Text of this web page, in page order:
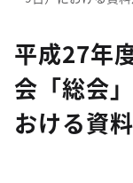
平成27年
会「総会
おける資